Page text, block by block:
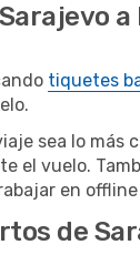
tiquetes
sea lo más
el vuelo.
en
de